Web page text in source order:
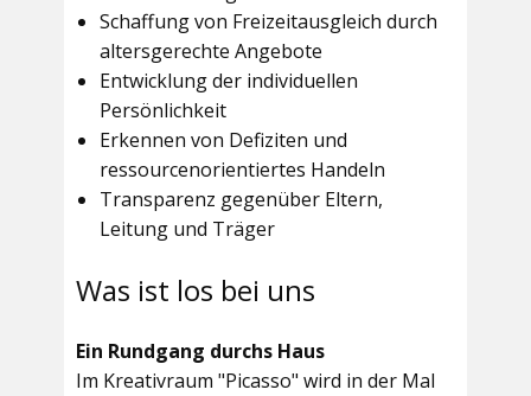
Schaffung von Freizeitausgleich durch
altersgerechte Angebote
Entwicklung der individuellen
Persönlichkeit
Erkennen von Defiziten und
ressourcenorientiertes Handeln
Transparenz gegenüber Eltern,
Leitung und Träger
Was ist los bei uns
Ein Rundgang durchs Haus
Im Kreativraum "Picasso" wird in der Mal